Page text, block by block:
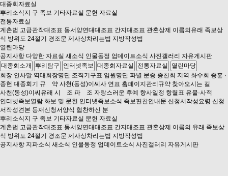
대종회자료실
뿌리소식지 구 족보 기타자료실 문헌 자료실
전통자료실
계촌법 고금관작대조표 동서양연대대조표 간지대조표 관혼상제 이름의유래 족보상
식 방위도 24절기 경조문 제사상차리는법 지방작성법
열린마당
공지사항 다양한 자료실 새소식 인물동정 업데이트소식 사진갤러리 자유게시판
대종회소개
뿌리탐구 인터넷족보 대종회자료실 전통자료실
열린마당
회장 인사말 역대회장명단 조직기구표 임원명단 파별 문중 종친회 지역 화수회 종훈 ·
종헌 대종회기 규 약 사천(동성)이씨사 연표 홈페이지관리규약 찾아오시는 길
사천(동성)이씨유래 시 조 파 조 자랑스러운 후예 향사일정 항렬표 유물·사적
인터넷족보열람 화보 및 문헌 인터넷족보소식 족보편찬안내문 신청서작성요령 신청
서작성견본 등재신청서양식 협찬하신 분
뿌리소식지 구 족보 기타자료실 문헌 자료실
계촌법 고금관작대조표 동서양연대대조표 간지대조표 관혼상제 이름의 유래 족보상
식 방위도 24절기 경조문 제사상차리는법 지방작성법
공지사항 지파소식 새소식 인물동정 업데이트소식 사진갤러리 자유게시판